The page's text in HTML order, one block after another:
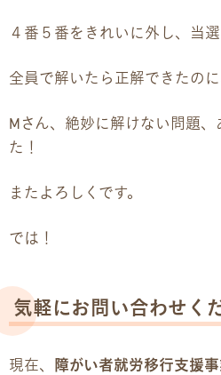
４番５番をきれいに外し、当選
全員で解いたら正解できたのに
Mさん、絶妙に解けない問題、
た！
またよろしくです。
では！
気軽にお問い合わせく
現在、 障がい者就労移行支援